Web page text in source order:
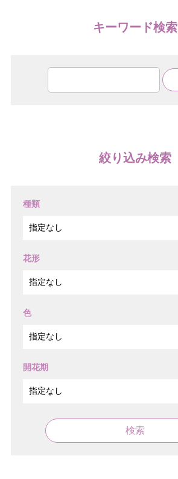
キーワード検索
絞り込み検索
種類
花形
色
開花期
検索